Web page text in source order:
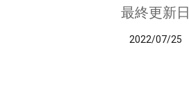
最終更新日
2022/07/25